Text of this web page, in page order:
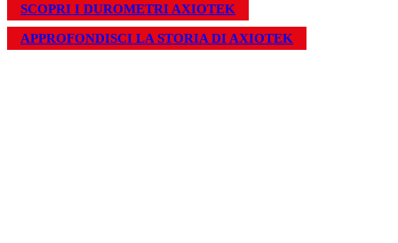
SCOPRI I DUROMETRI AXIOTEK
APPROFONDISCI LA STORIA DI AXIOTEK